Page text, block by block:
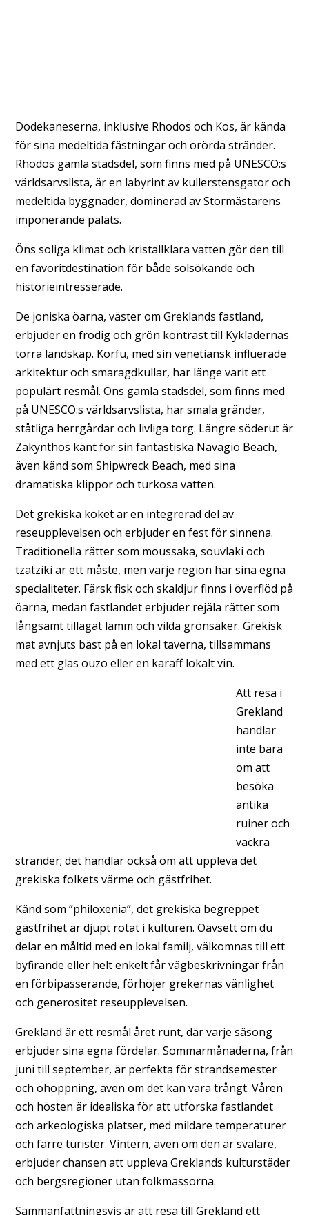
Dodekaneserna, inklusive Rhodos och Kos, är kända
för sina medeltida fästningar och orörda stränder.
Rhodos gamla stadsdel, som finns med på UNESCO:s
världsarvslista, är en labyrint av kullerstensgator och
medeltida byggnader, dominerad av Stormästarens
imponerande palats.
Öns soliga klimat och kristallklara vatten gör den till
en favoritdestination för både solsökande och
historieintresserade.
De joniska öarna, väster om Greklands fastland,
erbjuder en frodig och grön kontrast till Kykladernas
torra landskap. Korfu, med sin venetiansk influerade
arkitektur och smaragdkullar, har länge varit ett
populärt resmål. Öns gamla stadsdel, som finns med
på UNESCO:s världsarvslista, har smala gränder,
ståtliga herrgårdar och livliga torg. Längre söderut är
Zakynthos känt för sin fantastiska Navagio Beach,
även känd som Shipwreck Beach, med sina
dramatiska klippor och turkosa vatten.
Det grekiska köket är en integrerad del av
reseupplevelsen och erbjuder en fest för sinnena.
Traditionella rätter som moussaka, souvlaki och
tzatziki är ett måste, men varje region har sina egna
specialiteter. Färsk fisk och skaldjur finns i överflöd på
öarna, medan fastlandet erbjuder rejäla rätter som
långsamt tillagat lamm och vilda grönsaker. Grekisk
mat avnjuts bäst på en lokal taverna, tillsammans
med ett glas ouzo eller en karaff lokalt vin.
Att resa i
Grekland
handlar
inte bara
om att
besöka
antika
ruiner och
vackra
stränder; det handlar också om att uppleva det
grekiska folkets värme och gästfrihet.
Känd som ”philoxenia”, det grekiska begreppet
gästfrihet är djupt rotat i kulturen. Oavsett om du
delar en måltid med en lokal familj, välkomnas till ett
byfirande eller helt enkelt får vägbeskrivningar från
en förbipasserande, förhöjer grekernas vänlighet
och generositet reseupplevelsen.
Grekland är ett resmål året runt, där varje säsong
erbjuder sina egna fördelar. Sommarmånaderna, från
juni till september, är perfekta för strandsemester
och öhoppning, även om det kan vara trångt. Våren
och hösten är idealiska för att utforska fastlandet
och arkeologiska platser, med mildare temperaturer
och färre turister. Vintern, även om den är svalare,
erbjuder chansen att uppleva Greklands kulturstäder
och bergsregioner utan folkmassorna.
Sammanfattningsvis är att resa till Grekland ett